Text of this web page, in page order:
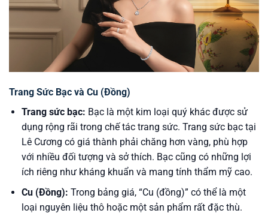
Trang Sức Bạc và Cu (Đồng)
Trang sức bạc: Bạc là một kim loại quý khác được sử
dụng rộng rãi trong chế tác trang sức. Trang sức bạc tại
Lê Cương có giá thành phải chăng hơn vàng, phù hợp
với nhiều đối tượng và sở thích. Bạc cũng có những lợi
ích riêng như kháng khuẩn và mang tính thẩm mỹ cao.
Cu (Đồng): Trong bảng giá, “Cu (đồng)” có thể là một
loại nguyên liệu thô hoặc một sản phẩm rất đặc thù.